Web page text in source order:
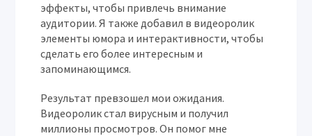
эффекты, чтобы привлечь внимание
аудитории. Я также добавил в видеоролик
элементы юмора и интерактивности, чтобы
сделать его более интересным и
запоминающимся.
Результат превзошел мои ожидания.
Видеоролик стал вирусным и получил
миллионы просмотров. Он помог мне